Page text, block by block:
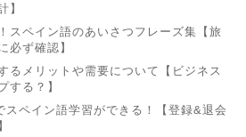
】
スペイン語のあいさつフレーズ集【旅
必ず確認】
るメリットや需要について【ビジネス
する？】
ペイン語学習ができる！【登録&退会